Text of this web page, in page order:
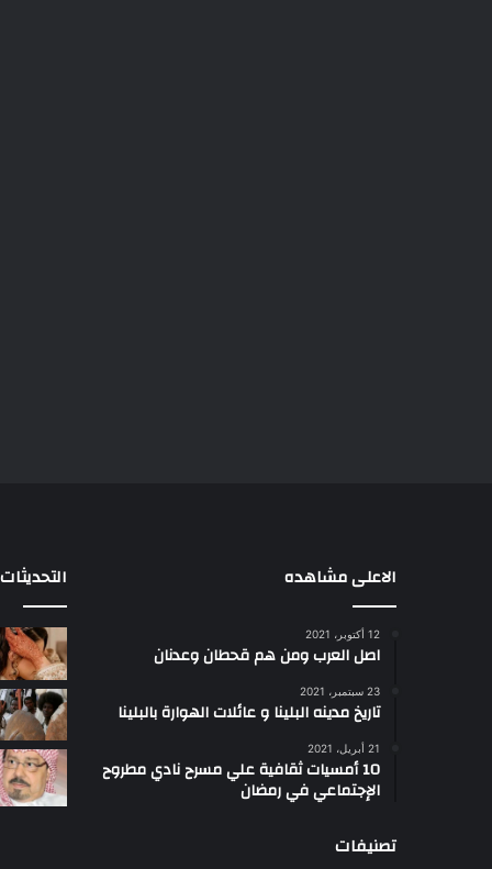
الاعلى مشاهده
12 أكتوبر، 2021
اصل العرب ومن هم قحطان وعدنان
23 سبتمبر، 2021
تاريخ مدينه البلينا و عائلات الهوارة بالبلينا
21 أبريل، 2021
10 أمسيات ثقافية علي مسرح نادي مطروح
الإجتماعي في رمضان
تصنيفات
التحديثات